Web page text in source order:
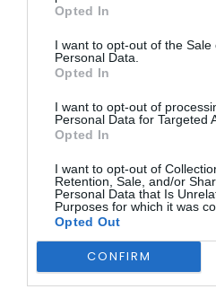
Opted In
I want to opt-out of the Sale
Personal Data.
Opted In
I want to opt-out of
Personal Data for Targeted
Opted In
I want to opt-out of
Retention, Sale, and/or
Personal Data that Is
Purposes for which it was
Opted Out
CONFIRM
A animação será uma
com música e espetáculos de
principais artérias da vila,
Praça da Liberdade e a Rua
Organizado pelo Município da
Freguesia de Tortosendo, o
terra” numa atmosfera de festa
ÚLTIMA HORA:
BEIRA INTERIOR
Centum Cellas entra na